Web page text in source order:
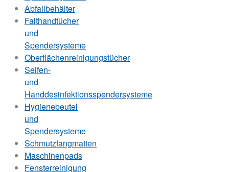
Abfallbehälter
Falthandtücher
und
Spendersysteme
Oberflächenreinigungstücher
Seifen-
und
Handdesinfektionsspendersysteme
Hygienebeutel
und
Spendersysteme
Schmutzfangmatten
Maschinenpads
Fensterreinigung